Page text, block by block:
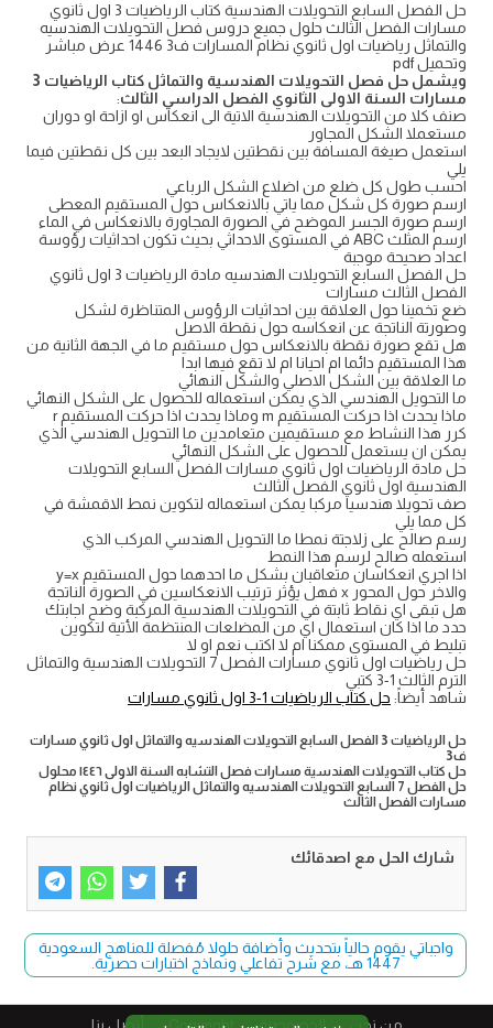
حل الفصل السابع التحويلات الهندسية كتاب الرياضيات 3 اول ثانوي
مسارات الفصل الثالث حلول جميع دروس فصل التحويلات الهندسيه
والتماثل رياضيات اول ثانوي نظام المسارات ف3 1446 عرض مباشر
وتحميل pdf
ويشمل حل فصل التحويلات الهندسية والتماثل كتاب الرياضيات 3
مسارات السنة الاولى الثانوي الفصل الدراسي الثالث:
صنف كلا من التحويلات الهندسية الاتية الى انعكاس او ازاحة او دوران
مستعملا الشكل المجاور
استعمل صيغة المسافة بين نقطتين لايجاد البعد بين كل نقطتين فيما
يلي
احسب طول كل ضلع من اضلاع الشكل الرباعي
ارسم صورة كل شكل مما ياتي بالانعكاس حول المستقيم المعطى
ارسم صورة الجسر الموضح في الصورة المجاورة بالانعكاس في الماء
ارسم المثلث ABC في المستوى الاحداثي بحيث تكون احداثيات رؤوسة
اعداد صحيحة موجبة
حل الفصل السابع التحويلات الهندسيه مادة الرياضيات 3 اول ثانوي
الفصل الثالث مسارات
ضع تخمينا حول العلاقة بين احداثيات الرؤوس المتناظرة لشكل
وصورتة الناتجة عن انعكاسه حول نقطة الاصل
هل تقع صورة نقطة بالانعكاس حول مستقيم ما في الجهة الثانية من
هذا المستقيم دائما ام احيانا ام لا تقع فيها ابدا
ما العلاقة بين الشكل الاصلي والشكل النهائي
ما التحويل الهندسي الذي يمكن استعماله للحصول على الشكل النهائي
ماذا يحدث اذا حركت المستقيم m وماذا يحدث اذا حركت المستقيم r
كرر هذا النشاط مع مستقيمين متعامدين ما التحويل الهندسي الذي
يمكن ان يستعمل للحصول على الشكل النهائي
حل مادة الرياضيات اول ثانوي مسارات الفصل السابع التحويلات
الهندسية اول ثانوي الفصل الثالث
صف تحويلا هندسيا مركبا يمكن استعماله لتكوين نمط الاقمشة في
كل مما يلي
رسم صالح على زلاجتة نمطا ما التحويل الهندسي المركب الذي
استعمله صالح لرسم هذا النمط
اذا اجري انعكاسان متعاقبان بشكل ما احدهما حول المستقيم y=x
والاخر حول المحور x فهل يؤثر ترتيب الانعكاسين في الصورة الناتجة
هل تبقى اي نقاط ثابتة في التحويلات الهندسية المركبة وضح اجابتك
حدد ما اذا كان استعمال اي من المضلعات المنتظمة الأتية لتكوين
تبليط في المستوى ممكنا ام لا اكتب نعم او لا
حل رياضيات اول ثانوي مسارات الفصل 7 التحويلات الهندسية والتماثل
الترم الثالث 1-3 كتبي
شاهد أيضاً: حل كتاب الرياضيات 1-3 اول ثانوي مسارات
حل الرياضيات 3 الفصل السابع التحويلات الهندسيه والتماثل اول ثانوي مسارات
ف3
حل كتاب التحويلات الهندسية مسارات فصل التشابه السنة الاولى ١٤٤٦ محلول
حل الفصل 7 السابع التحويلات الهندسيه والتماثل الرياضيات اول ثانوي نظام
مسارات الفصل الثالث
شارك الحل مع اصدقائك
واجباتي يقوم حالياً بتحديث وأضافة حلولا مُفصلة للمناهج السعودية
1447 هـ، مع شرح تفاعلي ونماذج اختبارات حصرية.